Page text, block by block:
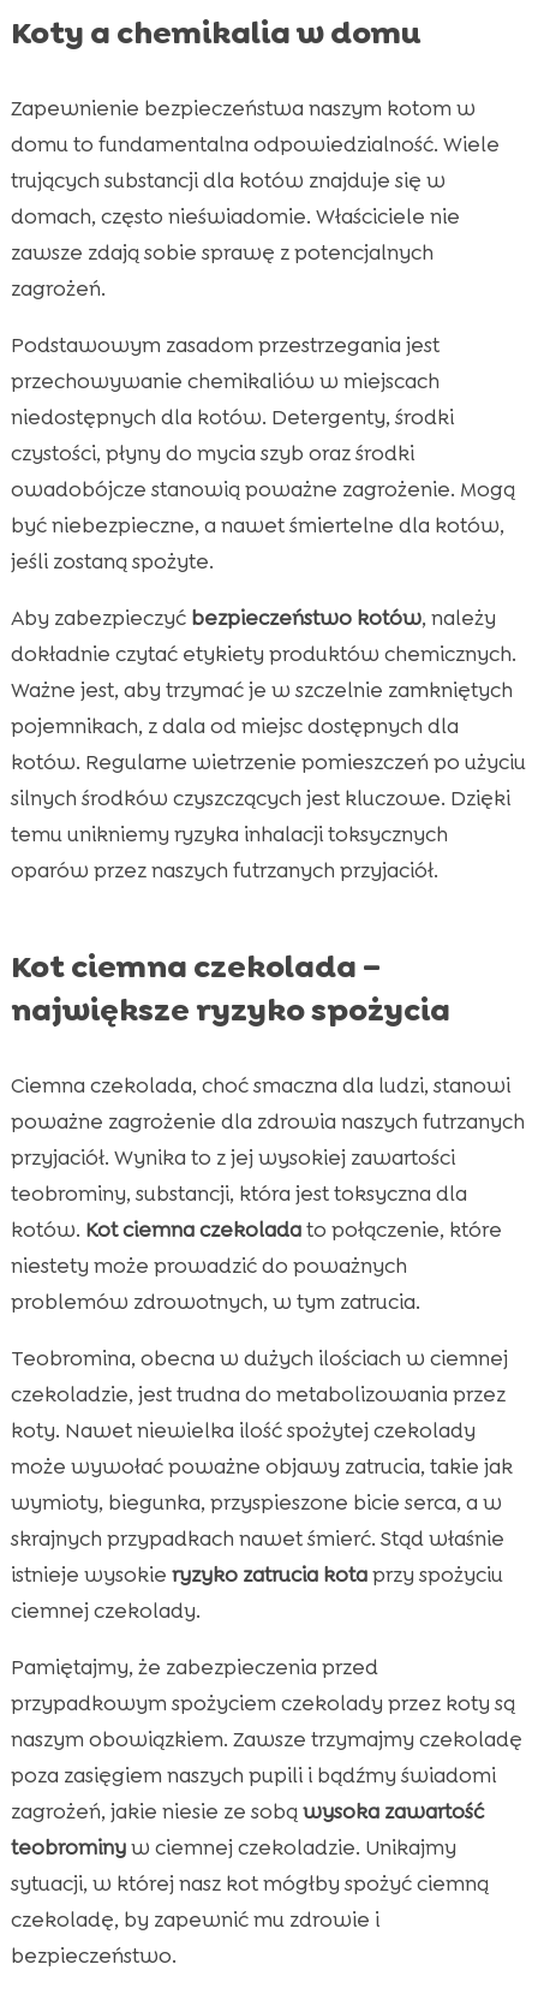
Koty a chemikalia w domu
Zapewnienie bezpieczeństwa naszym kotom w
domu to fundamentalna odpowiedzialność. Wiele
trujących substancji dla kotów znajduje się w
domach, często nieświadomie. Właściciele nie
zawsze zdają sobie sprawę z potencjalnych
zagrożeń.
Podstawowym zasadom przestrzegania jest
przechowywanie chemikaliów w miejscach
niedostępnych dla kotów. Detergenty, środki
czystości, płyny do mycia szyb oraz środki
owadobójcze stanowią poważne zagrożenie. Mogą
być niebezpieczne, a nawet śmiertelne dla kotów,
jeśli zostaną spożyte.
Aby zabezpieczyć bezpieczeństwo kotów, należy
dokładnie czytać etykiety produktów chemicznych.
Ważne jest, aby trzymać je w szczelnie zamkniętych
pojemnikach, z dala od miejsc dostępnych dla
kotów. Regularne wietrzenie pomieszczeń po użyciu
silnych środków czyszczących jest kluczowe. Dzięki
temu unikniemy ryzyka inhalacji toksycznych
oparów przez naszych futrzanych przyjaciół.
Kot ciemna czekolada –
największe ryzyko spożycia
Ciemna czekolada, choć smaczna dla ludzi, stanowi
poważne zagrożenie dla zdrowia naszych futrzanych
przyjaciół. Wynika to z jej wysokiej zawartości
teobrominy, substancji, która jest toksyczna dla
kotów. Kot ciemna czekoladato połączenie, które
niestety może prowadzić do poważnych
problemów zdrowotnych, w tym zatrucia.
Teobromina, obecna w dużych ilościach w ciemnej
czekoladzie, jest trudna do metabolizowania przez
koty. Nawet niewielka ilość spożytej czekolady
może wywołać poważne objawy zatrucia, takie jak
wymioty, biegunka, przyspieszone bicie serca, a w
skrajnych przypadkach nawet śmierć. Stąd właśnie
istnieje wysokie ryzyko zatrucia kotaprzy spożyciu
ciemnej czekolady.
Pamiętajmy, że zabezpieczenia przed
przypadkowym spożyciem czekolady przez koty są
naszym obowiązkiem. Zawsze trzymajmy czekoladę
poza zasięgiem naszych pupili i bądźmy świadomi
zagrożeń, jakie niesie ze sobą wysoka zawartość
teobrominyw ciemnej czekoladzie. Unikajmy
sytuacji, w której nasz kot mógłby spożyć ciemną
czekoladę, by zapewnić mu zdrowie i
bezpieczeństwo.